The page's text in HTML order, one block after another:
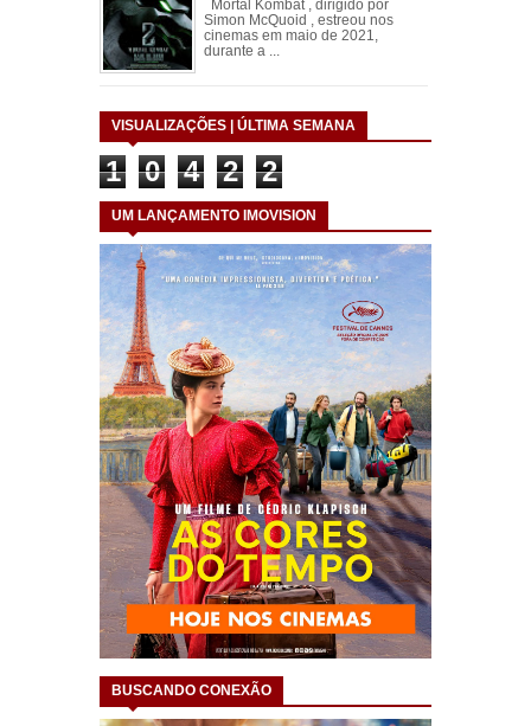
Mortal Kombat , dirigido por
Simon McQuoid , estreou nos
cinemas em maio de 2021,
durante a ...
VISUALIZAÇÕES | ÚLTIMA SEMANA
1 0 4 2 2
UM LANÇAMENTO IMOVISION
BUSCANDO CONEXÃO